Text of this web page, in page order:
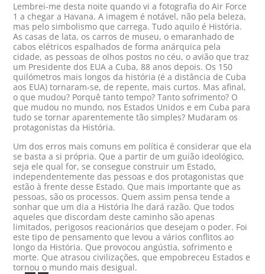
Lembrei-me desta noite quando vi a fotografia do Air Force
1 a chegar a Havana. A imagem é notável, não pela beleza,
mas pelo simbolismo que carrega. Tudo aquilo é História.
As casas de lata, os carros de museu, o emaranhado de
cabos elétricos espalhados de forma anárquica pela
cidade, as pessoas de olhos postos no céu, o avião que traz
um Presidente dos EUA a Cuba, 88 anos depois. Os 150
quilómetros mais longos da história (é a distância de Cuba
aos EUA) tornaram-se, de repente, mais curtos. Mas afinal,
o que mudou? Porquê tanto tempo? Tanto sofrimento? O
que mudou no mundo, nos Estados Unidos e em Cuba para
tudo se tornar aparentemente tão simples? Mudaram os
protagonistas da História.
Um dos erros mais comuns em política é considerar que ela
se basta a si própria. Que a partir de um guião ideológico,
seja ele qual for, se consegue construir um Estado,
independentemente das pessoas e dos protagonistas que
estão à frente desse Estado. Que mais importante que as
pessoas, são os processos. Quem assim pensa tende a
sonhar que um dia a História lhe dará razão. Que todos
aqueles que discordam deste caminho são apenas
limitados, perigosos reacionários que desejam o poder. Foi
este tipo de pensamento que levou a vários conflitos ao
longo da História. Que provocou angústia, sofrimento e
morte. Que atrasou civilizações, que empobreceu Estados e
tornou o mundo mais desigual.